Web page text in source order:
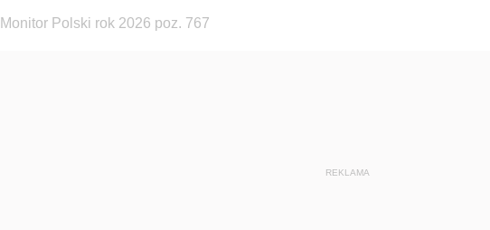
Monitor Polski rok 2026 poz. 767
REKLAMA